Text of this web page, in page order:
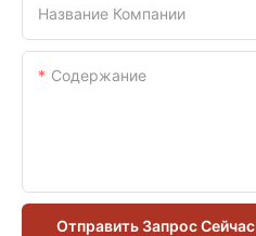
Название Компании
Содержание
Отправить Запрос Сейчас